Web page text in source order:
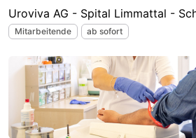
Uroviva AG - Spital Limmattal -
Mitarbeitende ab sofort